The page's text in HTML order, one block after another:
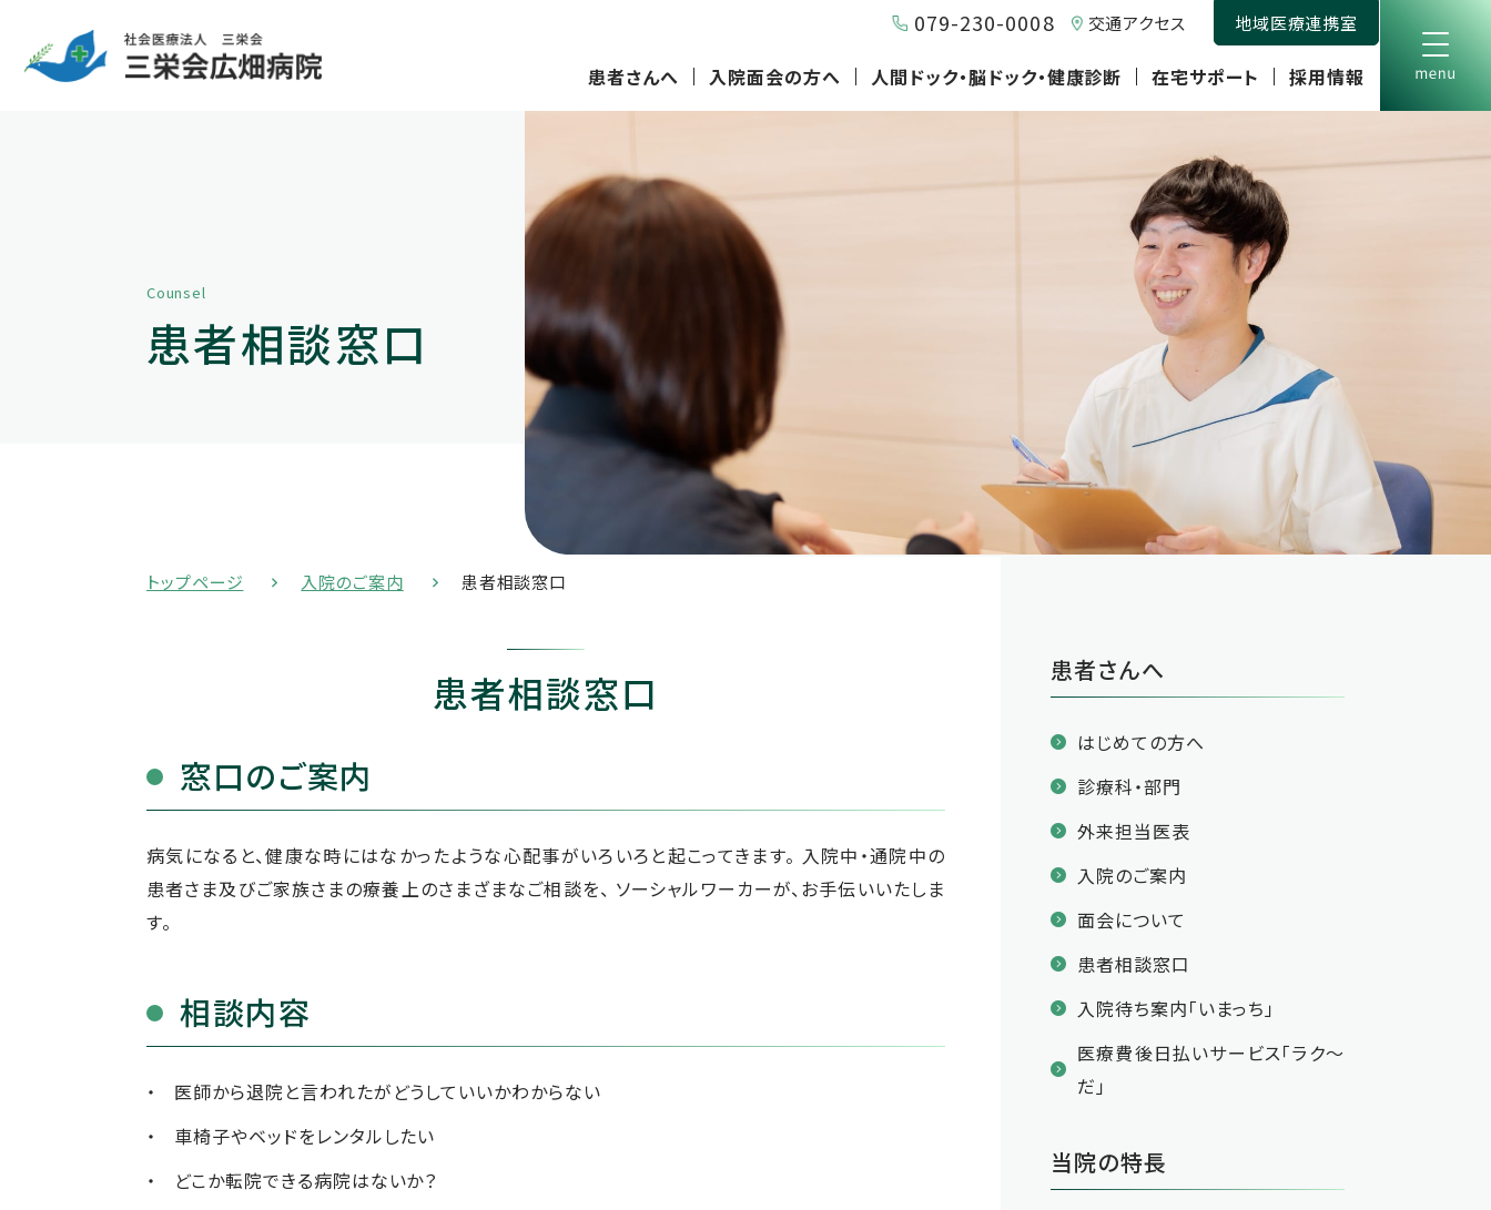
079-230-0008 交通アクセス 地域医療連携室
患者さんへ 入院面会の方へ 人間ドック・脳ドック・健康診断 在宅サポート 採用情報
Counsel
患者相談窓口
トップページ 入院のご案内 患者相談窓口
患者相談窓口
窓口のご案内
病気になると、健康な時にはなかったような心配事がいろいろと起こってきます。 入院中・通院中の
患者さま及びご家族さまの療養上のさまざまなご相談を、 ソーシャルワーカーが、お手伝いいたしま
す。
相談内容
医師から退院と言われたがどうしていいかわからない
車椅子やベッドをレンタルしたい
どこか転院できる病院はないか？
患者さんへ
はじめての方へ
診療科・部門
外来担当医表
入院のご案内
面会について
患者相談窓口
入院待ち案内「いまっち」
医療費後日払いサービス「ラク～
だ」
当院の特長